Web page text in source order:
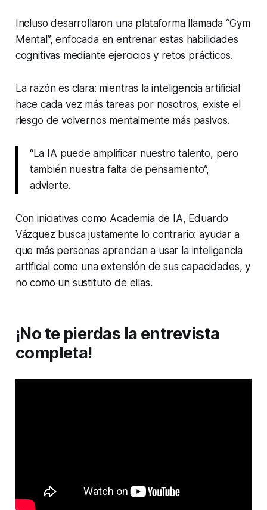
Incluso desarrollaron una plataforma llamada “Gym
Mental”, enfocada en entrenar estas habilidades
cognitivas mediante ejercicios y retos prácticos.
La razón es clara: mientras la inteligencia artificial
hace cada vez más tareas por nosotros, existe el
riesgo de volvernos mentalmente más pasivos.
“La IA puede amplificar nuestro talento, pero
también nuestra falta de pensamiento”,
advierte.
Con iniciativas como Academia de IA, Eduardo
Vázquez busca justamente lo contrario: ayudar a
que más personas aprendan a usar la inteligencia
artificial como una extensión de sus capacidades, y
no como un sustituto de ellas.
¡No te pierdas la entrevista
completa!